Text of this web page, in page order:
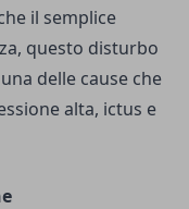
il semplice
questo disturbo
delle cause che
alta, ictus e